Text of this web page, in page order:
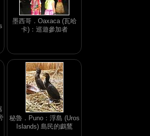
墨西哥．Oaxaca (瓦哈
卡)：巡遊參加者
秘魯．Puno：浮島 (Uros
Islands) 島民的鸕鶿